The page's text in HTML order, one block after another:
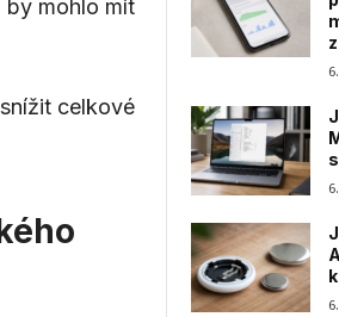
by mohlo mít
celkové